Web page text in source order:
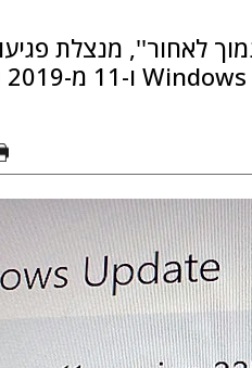
לאחור'', מנצלת